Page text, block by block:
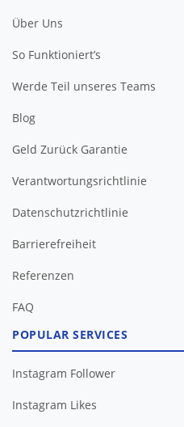
Über Uns
So Funktioniert’s
Werde Teil unseres Teams
Blog
Geld Zurück Garantie
Verantwortungsrichtlinie
Datenschutzrichtlinie
Barrierefreiheit
FAQ
POPULAR SERVICES
Instagram Follower
Instagram Likes